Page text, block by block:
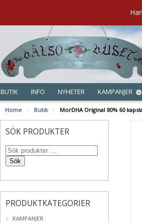
BUTIK INFO NYHETER KAMPANJER
Home / Butik / MorDHA Original 80% 60
SÖK PRODUKTER
Sök
PRODUKTKATEGORIER
KAMPANJER